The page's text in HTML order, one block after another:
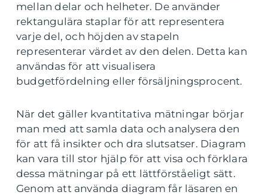
mellan delar och helheter. De använder
rektangulära staplar för att representera
varje del, och höjden av stapeln
representerar värdet av den delen. Detta kan
användas för att visualisera
budgetfördelning eller försäljningsprocent.
När det gäller kvantitativa mätningar börjar
man med att samla data och analysera den
för att få insikter och dra slutsatser. Diagram
kan vara till stor hjälp för att visa och förklara
dessa mätningar på ett lättförståeligt sätt.
Genom att använda diagram får läsaren en